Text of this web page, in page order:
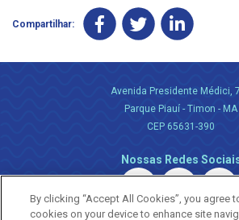
Compartilhar:
Avenida Presidente Médici,
Parque Piauí - Timon - MA
CEP 65631-390
Nossas Redes
By clicking “Accept All Cookies”, you agree
cookies on your device to enhance site